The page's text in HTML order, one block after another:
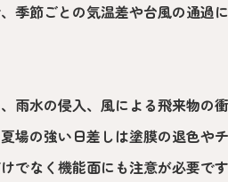
季節ごとの気温差や台風の通過
雨水の侵入、風による飛来物の
場の強い日差しは塗膜の退色や
でなく機能面にも注意が必要です